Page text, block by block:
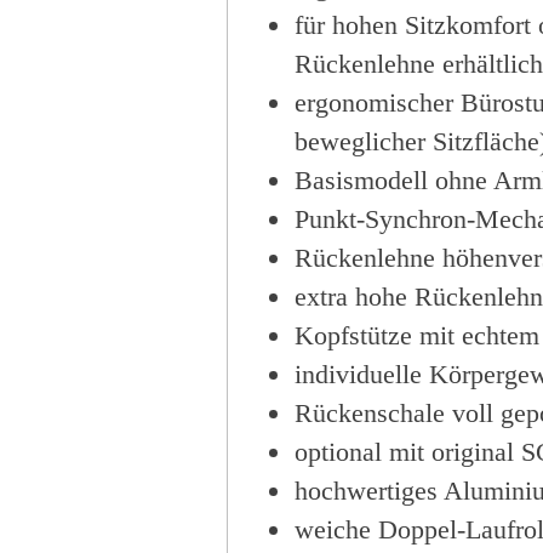
für hohen Sitzkomfort
Rückenlehne
ergonomischer
beweglicher
Basismodell ohne
Punkt-Synchron-
Rückenlehne
extra hohe
Kopfstütze mit
individuelle
Rückenschale voll
optional mit original
hochwertiges
weiche Doppel-